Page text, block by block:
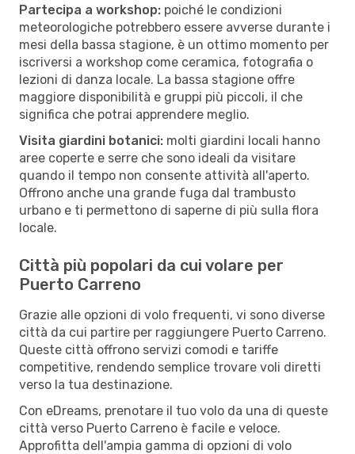
Partecipa a workshop: poiché le condizioni
meteorologiche potrebbero essere avverse durante i
mesi della bassa stagione, è un ottimo momento per
iscriversi a workshop come ceramica, fotografia o
lezioni di danza locale. La bassa stagione offre
maggiore disponibilità e gruppi più piccoli, il che
significa che potrai apprendere meglio.
Visita giardini botanici: molti giardini locali hanno
aree coperte e serre che sono ideali da visitare
quando il tempo non consente attività all'aperto.
Offrono anche una grande fuga dal trambusto
urbano e ti permettono di saperne di più sulla flora
locale.
Città più popolari da cui volare per
Puerto Carreno
Grazie alle opzioni di volo frequenti, vi sono diverse
città da cui partire per raggiungere Puerto Carreno.
Queste città offrono servizi comodi e tariffe
competitive, rendendo semplice trovare voli diretti
verso la tua destinazione.
Con eDreams, prenotare il tuo volo da una di queste
città verso Puerto Carreno è facile e veloce.
Approfitta dell'ampia gamma di opzioni di volo